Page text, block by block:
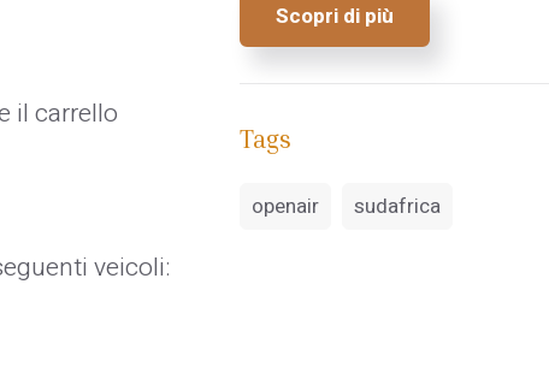
il carrello
veicoli:
Scopri di più
Tags
openair sudafrica